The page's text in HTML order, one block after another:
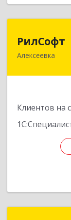
РилСофт
Алексеевка
Клиентов на
309850,